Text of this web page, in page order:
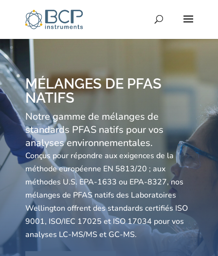
MÉLANGES DE PFAS
NATIFS
Notre gamme de mélanges de
standards PFAS natifs pour vos
analyses environnementales.
Conçus pour répondre aux exigences de la
méthode européenne EN 5813/20 ; aux
méthodes U.S. EPA-1633 ou EPA-8327, nos
mélanges de PFAS natifs des Laboratoires
Wellington offrent des standards certifiés ISO
9001, ISO/IEC 17025 et ISO 17034 pour vos
analyses LC-MS/MS et GC-MS.